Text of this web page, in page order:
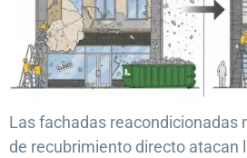
Las fachadas reacondicionadas
de recubrimiento directo atacan